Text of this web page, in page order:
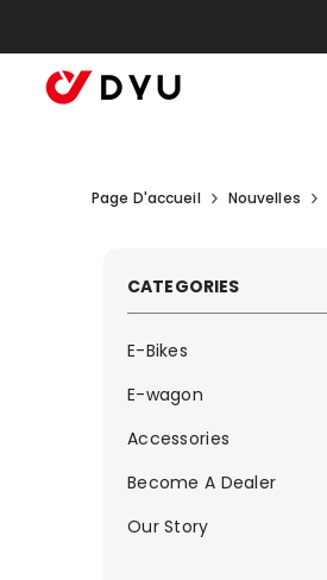
Page D'accueil Nouvelles
CATEGORIES
E-Bikes
E-wagon
Accessories
Become A Dealer
Our Story